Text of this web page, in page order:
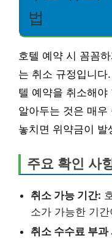
법
호텔 예약 시 꼼꼼
는 취소 규정입니다
텔 예약을 취소해
알아두는 것은 매우
놓치면 위약금이 발
주요 확인 사
취소 가능 기간:
소가 가능한 기
취소 수수료 부과